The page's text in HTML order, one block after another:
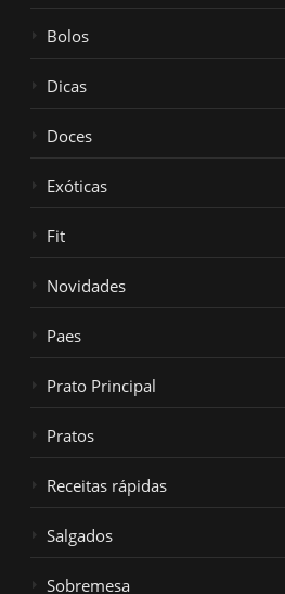
Bolos
Dicas
Doces
Exóticas
Fit
Novidades
Paes
Prato Principal
Pratos
Receitas rápidas
Salgados
Sobremesa